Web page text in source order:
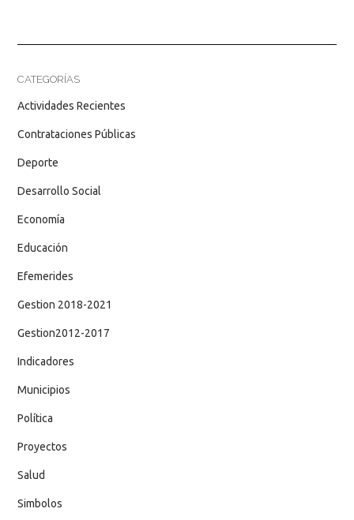
CATEGORÍAS
Actividades Recientes
Contrataciones Públicas
Deporte
Desarrollo Social
Economía
Educación
Efemerides
Gestion 2018-2021
Gestion2012-2017
Indicadores
Municipios
Política
Proyectos
Salud
Simbolos